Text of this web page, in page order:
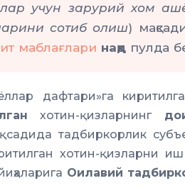
3
учун зарурий хом
сотиб олиш)
маблағлари нақд пулда
дафтари»га
хотин-қизларнинг
тадбиркорлик
хотин-қизларни
Оилавий